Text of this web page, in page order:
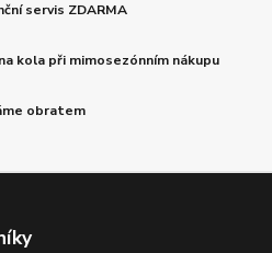
servis ZDARMA
kola při mimosezónním nákupu
obratem